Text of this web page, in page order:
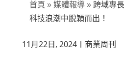
首頁 » 媒體報導» 跨域專
科技浪潮中脫穎而出！
11月22日, 2024〡 商業周刊